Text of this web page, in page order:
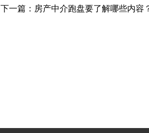
下一篇：房产中介跑盘要了解哪些内容